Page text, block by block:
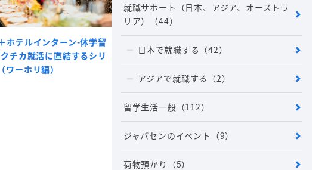
ホテルインターン-休学留
チカ就活に直結するシリ
ワーホリ編）
就職サポート（日本、アジア、オーストラ
リア）
（44）
日本で就職する （42）
アジアで就職する （2）
留学生活一般 （112）
ジャパセンのイベント （9）
荷物預かり （5）